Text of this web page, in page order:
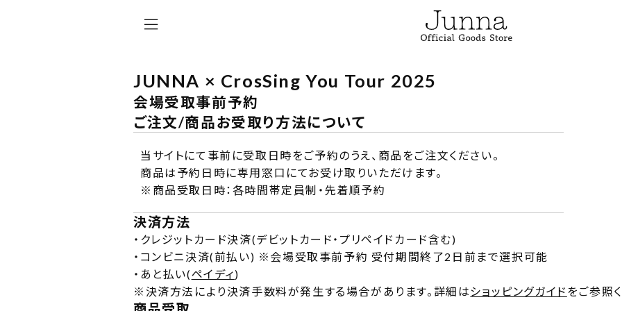
JUNNA × CrosSing You Tour 2025
会場受取事前予約
ご注文/商品お受取り方法について
当サイトにて事前に受取日時をご予約のうえ、商品をご注文ください。
商品は予約日時に専用窓口にてお受け取りいただけます。
※商品受取日時：各時間帯定員制・先着順予約
決済方法
・ クレジットカード決済(デビットカード・プリペイドカード含む)
・ コンビニ決済(前払い) ※会場受取事前予約 受付期間終了2日前まで選択可能
・ あと払い(ペイディ)
※ 決済方法により決済手数料が発生する場合があります。詳細は ショッピングガイド をご参照